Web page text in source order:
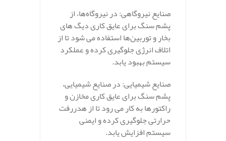
صنایع نیروگاهی: در نیروگاه‌ها، از
پشم سنگ برای عایق‌ کاری دیگ‌ های
بخار و توربین‌ها استفاده می‌ شود تا از
اتلاف انرژی جلوگیری کرده و عملکرد
سیستم بهبود یابد.
صنایع شیمیایی: در صنایع شیمیایی،
پشم سنگ برای عایق‌ کاری مخازن و
راکتورها به کار می‌ رود تا از هدررفت
حرارتی جلوگیری کرده و ایمنی
سیستم افزایش یابد.